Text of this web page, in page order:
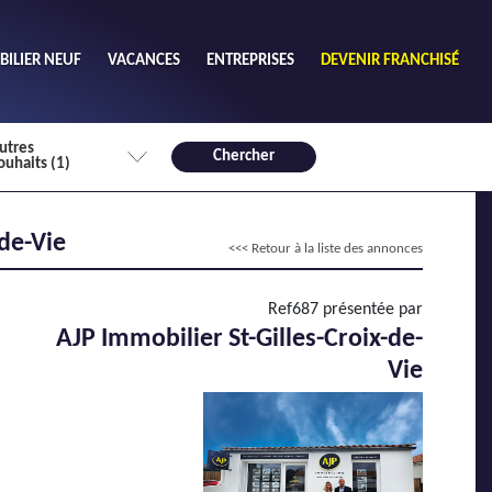
NEUF VACANCES ENTREPRISES DEVENIR FRANCHISÉ
(1)
Chercher
Vie <<< Retour à la liste des annonces
Ref687 présentée par
AJP Immobilier St-Gilles-Croix-de-
Vie